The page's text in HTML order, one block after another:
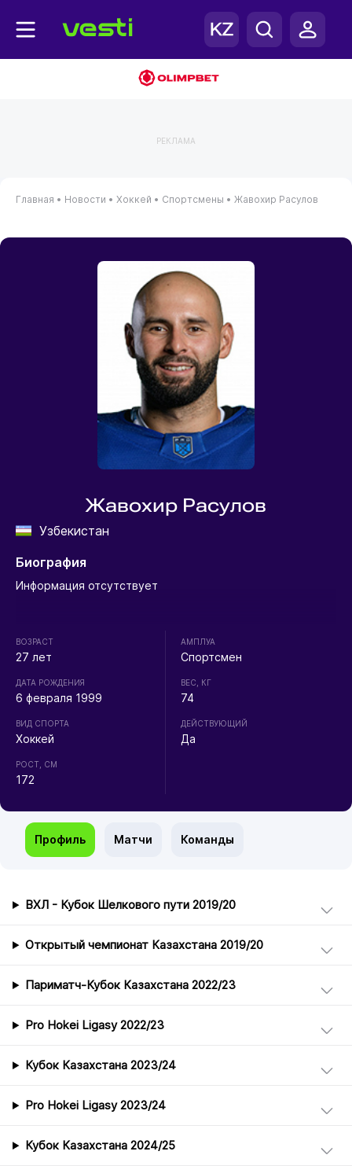
РЕКЛАМА
Главная • Новости • Хоккей • Спортсмены • Жавохир Расулов
Жавохир Расулов
Узбекистан
Биография
Информация отсутствует
ВОЗРАСТ
27 лет
ДАТА РОЖДЕНИЯ
6 февраля 1999
ВИД СПОРТА
Хоккей
РОСТ, СМ
172
АМПЛУА
Спортсмен
ВЕС, КГ
74
ДЕЙСТВУЮЩИЙ
Да
Профиль Матчи Команды
ВХЛ - Кубок Шелкового пути 2019/20
Открытый чемпионат Казахстана 2019/20
Париматч-Кубок Казахстана 2022/23
Pro Hokei Ligasy 2022/23
Кубок Казахстана 2023/24
Pro Hokei Ligasy 2023/24
Кубок Казахстана 2024/25